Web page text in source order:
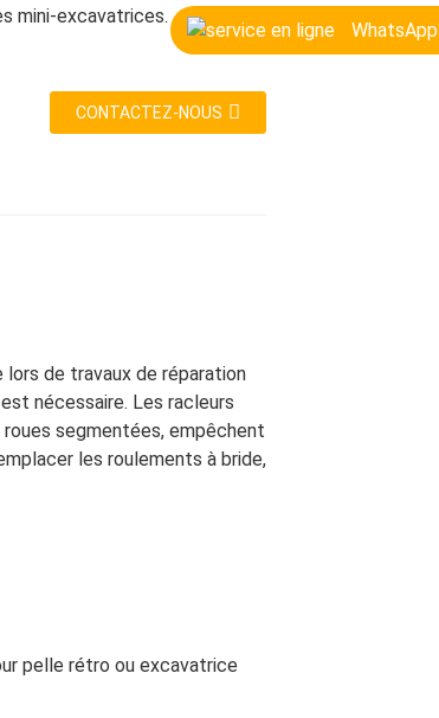
WhatsApp
mini-excavatrices.
CONTACTEZ-NOUS
de travaux de réparation
nécessaire. Les racleurs
segmentées, empêchent
les roulements à bride,
pelle rétro ou excavatrice